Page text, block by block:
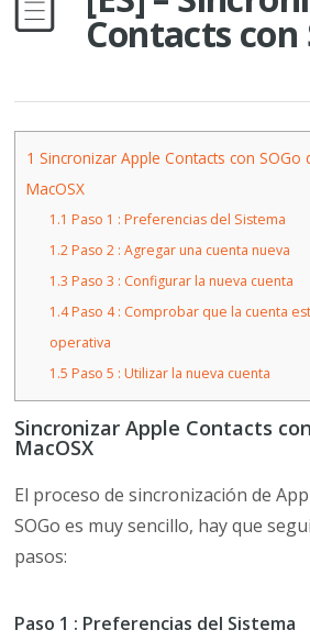
Contacts con
1 Sincronizar Apple Contacts con SOGo
MacOSX
1.1 Paso 1 : Preferencias del Sistema
1.2Paso 2 : Agregar una cuenta nueva
1.3 Paso 3 : Configurar la nueva cuenta
1.4Paso 4 : Comprobar que la cuenta
operativa
1.5 Paso 5 : Utilizar la nueva cuenta
Sincronizar Apple Contacts
MacOSX
El proceso de sincronización de
SOGo es muy sencillo, hay que
pasos:
Paso 1 : Preferencias del Sistema